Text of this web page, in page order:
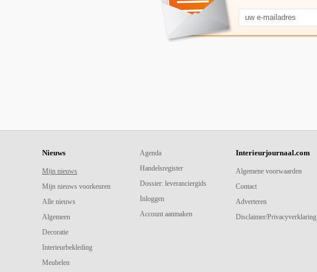
Nieuws
Mijn nieuws
Mijn nieuws voorkeuren
Alle nieuws
Algemeen
Decoratie
Interieurbekleding
Meubelen
Agenda
Handelsregister
Dossier: leveranciergids
Inloggen
Account aanmaken
Interieurjournaal.com
Algemene voorwaarden
Contact
Adverteren
Disclaimer/Privacyverklaring